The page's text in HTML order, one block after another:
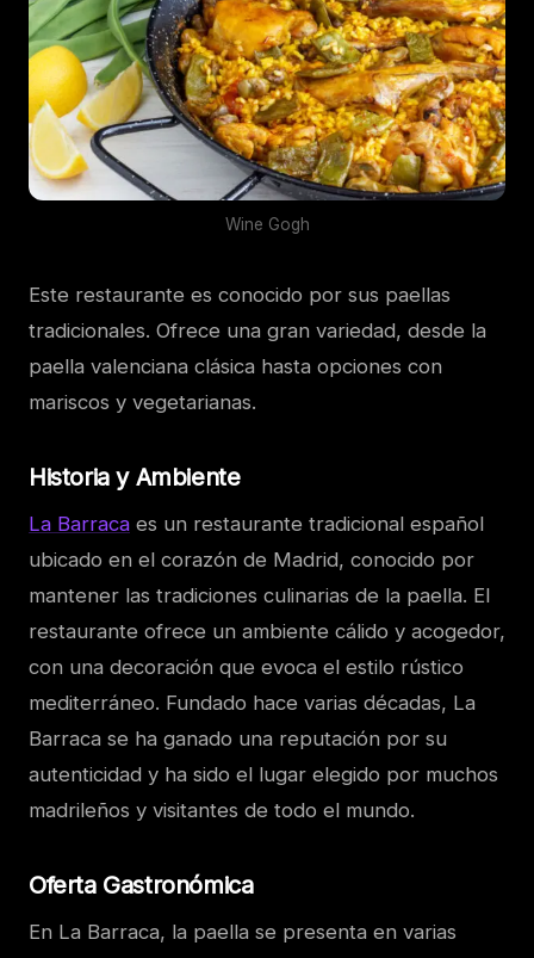
Wine Gogh
Este restaurante es conocido por sus paellas
tradicionales. Ofrece una gran variedad, desde la
paella valenciana clásica hasta opciones con
mariscos y vegetarianas.
Historia y Ambiente
La Barraca es un restaurante tradicional español
ubicado en el corazón de Madrid, conocido por
mantener las tradiciones culinarias de la paella. El
restaurante ofrece un ambiente cálido y acogedor,
con una decoración que evoca el estilo rústico
mediterráneo. Fundado hace varias décadas, La
Barraca se ha ganado una reputación por su
autenticidad y ha sido el lugar elegido por muchos
madrileños y visitantes de todo el mundo.
Oferta Gastronómica
En La Barraca, la paella se presenta en varias